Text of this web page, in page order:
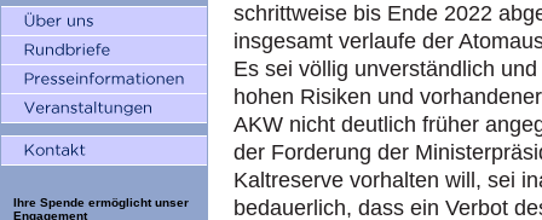
Ihre Spende ermöglicht unser
Engagement
schrittweise bis Ende 2022
insgesamt verlaufe der
Es sei völlig unverständlich
hohen Risiken und
AKW nicht deutlich früher
der Forderung der
Kaltreserve vorhalten will, sei
bedauerlich, dass ein Verbot